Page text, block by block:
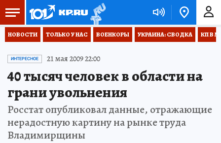
НОВОСТИ ТОЛЬКО У НАС ВОЕНКОРЫ УКРАИНА: СВОДКА КП В
ИНТЕРЕСНОЕ 21 мая 2009 22:00
40 тысяч человек в области на
грани увольнения
Росстат опубликовал данные, отражающие
нерадостную картину на рынке труда
Владимирщины